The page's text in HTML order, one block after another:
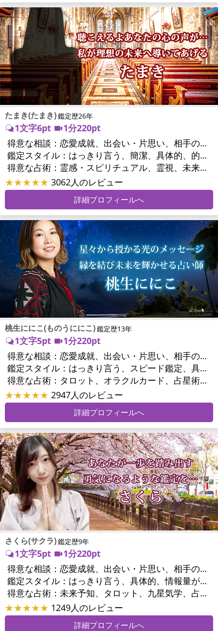
たまき(たまき)鑑定歴26年
1文字6pt
1分220pt
得意な相談：
恋愛成就、出会い・片思い、相手の気持ち、相性、結婚、男心・女心、二人の今後、複雑な恋愛、三角関係、浮気、不倫、復活愛、復縁、離婚、同性愛・LGBT、人間関係、職場の人間関係、対人関係、仕事運、適職、天職、転職、進路、就職、人生全般、使命、経営相談、人事、開業、夢、目標、ビジネスチャンス、ビジネスパートナー、パワーハラスメント、セクシャルハラスメント、家族関係、夫婦関係、家庭問題、夫婦問題、親族問題、育児・子育て、シングルマザー、相続関係、美容、心の問題、トラウマ、ストレス、人生相談、霊的問題、ご先祖様、守護霊様、魂の本質、前世、来世、引越し・転居、方位、開運指導、健康運、金運、金銭トラブル、ご近所問題
鑑定スタイル：
はっきり言う、簡潔、具体的、的確、情報量が多い、友達のように相談できる、聞き上手、とても話しやすい、愛にあふれ温かい、深く濃厚、勇気をくれる、前向き・元気になれる、実力派
得意な占術：
霊感・スピリチュアル、霊視、未来予知、前世・来世、波動修正、タロット、オラクルカード、風水、占星術、カウンセリング
★★★★★ 3062人のレビュー
詳細プロフィールへ
桃生ににこ(ものうににこ)鑑定歴13年
1文字5pt
1分220pt
得意な相談：
恋愛成就、出会い・片思い、相手の気持ち、相性、結婚、男心・女心、二人の今後、複雑な恋愛、三角関係、略奪愛、浮気、不倫、復活愛、復縁、離婚、人間関係、職場の人間関係、対人関係、仕事運、適職、天職、転職、進路、就職、人生全般、使命、夢、目標、ビジネスチャンス、家族関係、夫婦関係、家庭問題、夫婦問題、育児・子育て、人生相談
鑑定スタイル：
はっきり言う、スピード鑑定、具体的、友達のように相談できる、とても話しやすい
得意な占術：
タロット、オラクルカード、占星術、数秘術、カラー診断
★★★★★ 2947人のレビュー
詳細プロフィールへ
さくら(サクラ)鑑定歴9年
1文字5pt
1分220pt
得意な相談：
恋愛成就、出会い・片思い、相手の気持ち、相性、結婚、男心・女心、二人の今後、複雑な恋愛、三角関係、略奪愛、浮気、不倫、復活愛、復縁、離婚、人間関係、職場の人間関係、対人関係、仕事運、適職、天職、転職、進路、就職、人生全般、使命、経営相談、人事、開業、夢、目標、ビジネスチャンス、ビジネスパートナー、家族関係、夫婦関係、家庭問題、夫婦問題、親族問題、開運指導、健康運、金運
鑑定スタイル：
はっきり言う、具体的、情報量が多い、友達のように相談できる、とても話しやすい、じっくり聞いてくれる、勇気をくれる、前向き・元気になれる
得意な占術：
未来予知、タロット、九星気学、占星術、易学、オリジナル占術、ルノルマンカード
★★★★★ 1249人のレビュー
詳細プロフィールへ